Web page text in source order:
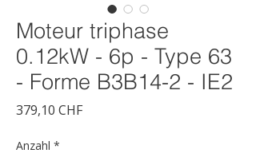
Moteur triphase
0.12kW - 6p - Type 63
- Forme B3B14-2 - IE2
379,10 CHFPreis
Anzahl *